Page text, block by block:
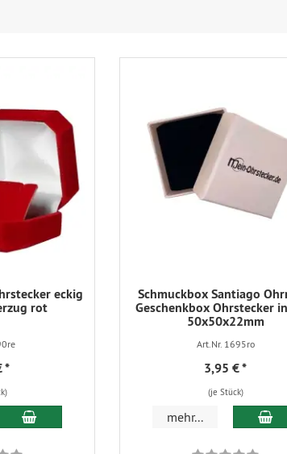
eckig
rot
*
In den Warenkorb
Schmuckbox Santiago
Geschenkbox Ohrstecker
50x50x22mm
Art.Nr. 1695ro
3,95 €*
(je Stück)
mehr... In